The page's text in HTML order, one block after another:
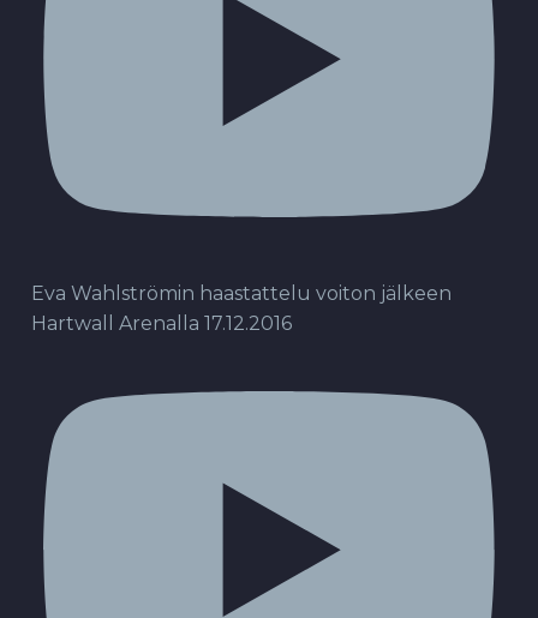
Eva Wahlströmin haastattelu voiton jälkeen
Hartwall Arenalla 17.12.2016